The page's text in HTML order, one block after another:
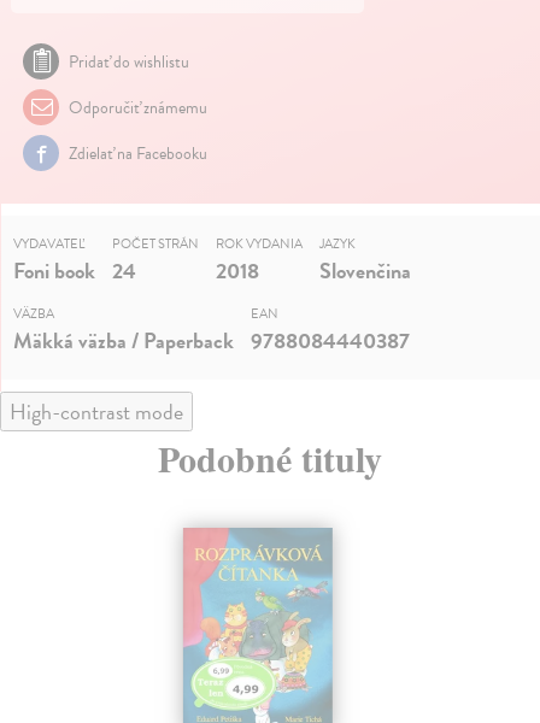
Pridať do wishlistu
Odporučiť známemu
Zdielať na Facebooku
VYDAVATEĽ
Foni book
POČET STRÁN
24
ROK VYDANIA
2018
JAZYK
Slovenčina
VÄZBA
Mäkká väzba / Paperback
EAN
9788084440387
High-contrast mode
Podobné tituly